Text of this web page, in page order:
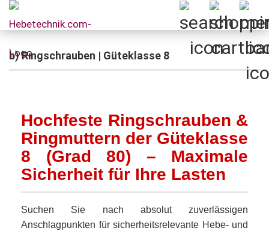
b) Ringschrauben | Güteklasse 8
Hochfeste Ringschrauben &
Ringmuttern der Güteklasse
8 (Grad 80) – Maximale
Sicherheit für Ihre Lasten
Suchen Sie nach absolut zuverlässigen
Anschlagpunkten für sicherheitsrelevante Hebe- und